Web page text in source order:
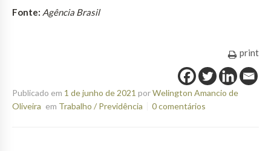
Fonte: Agência Brasil
print
Publicado em 1 de junho de 2021 porWelington Amancio de
Oliveira em Trabalho / Previdência 0 comentários